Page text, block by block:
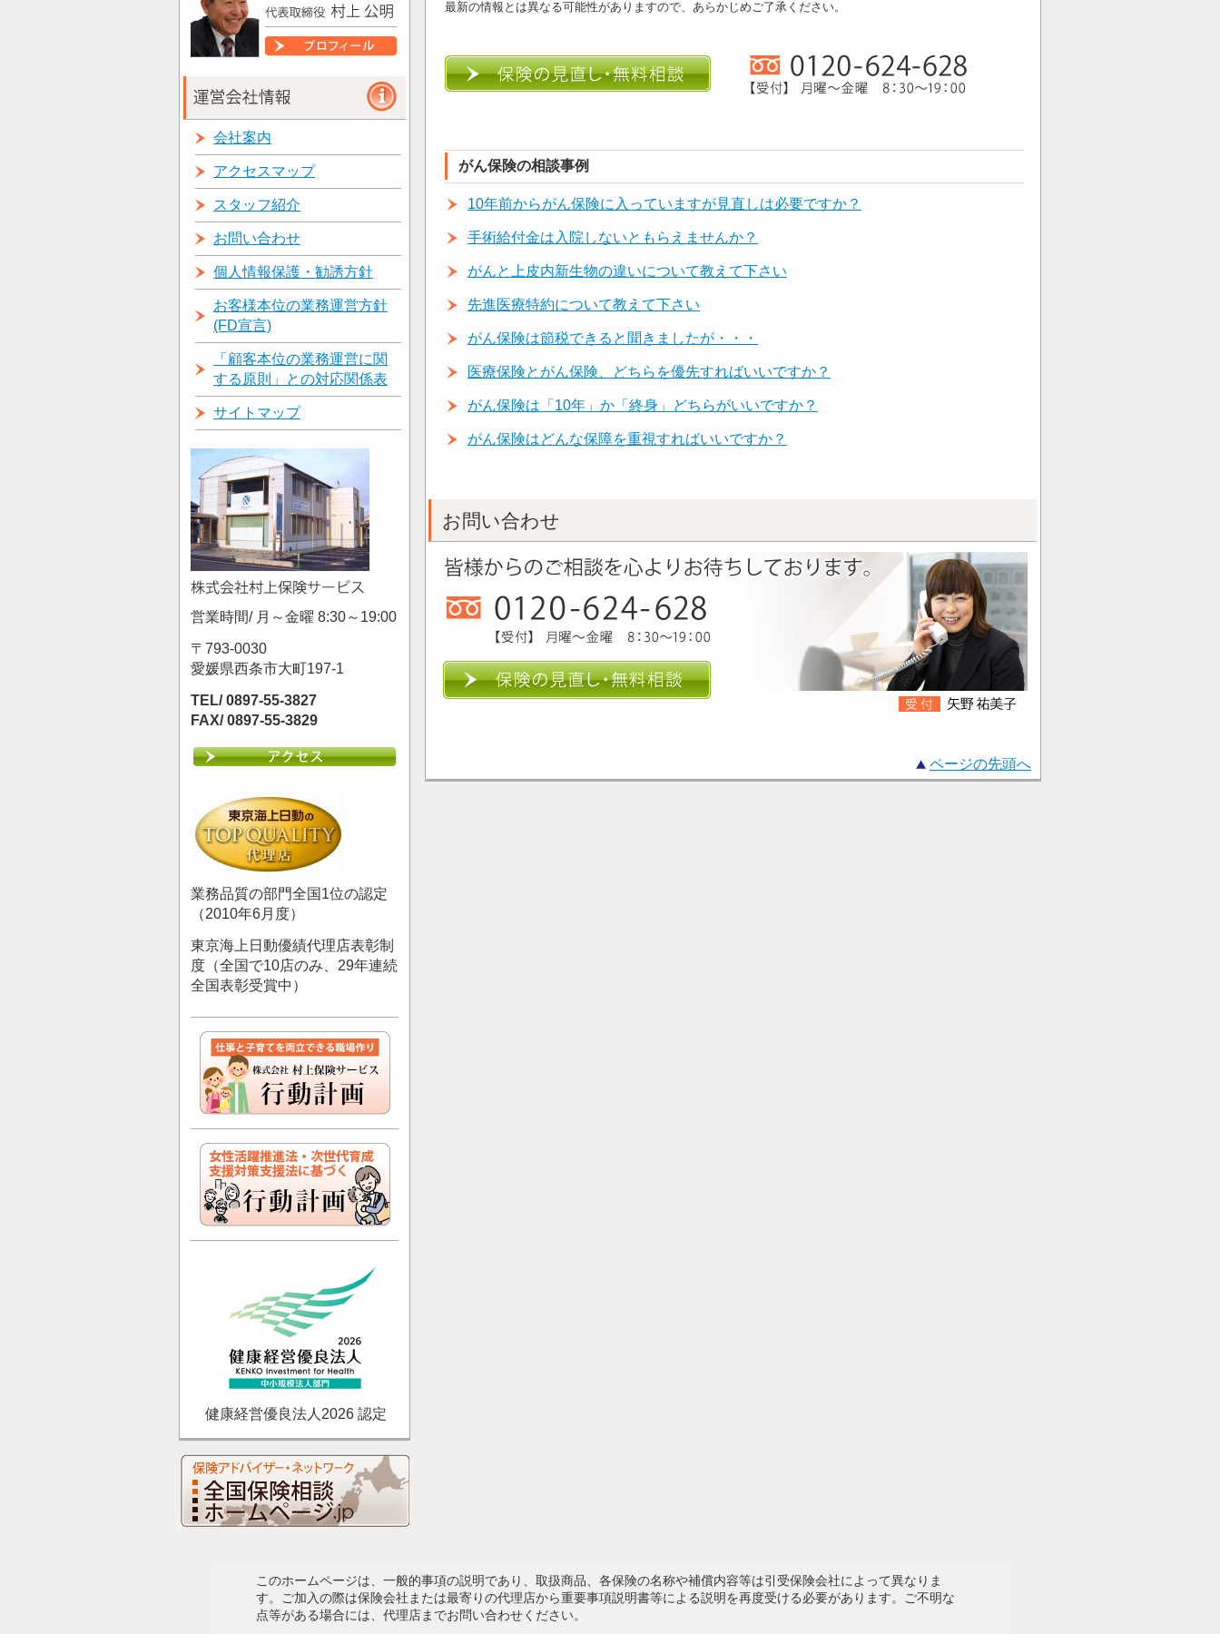
最新の情報とは異なる可能性がありますので、あらかじめご了承ください。
がん保険の相談事例
10年前からがん保険に入っていますが見直しは必要ですか？
手術給付金は入院しないともらえませんか？
がんと上皮内新生物の違いについて教えて下さい
先進医療特約について教えて下さい
がん保険は節税できると聞きましたが・・・
医療保険とがん保険、どちらを優先すればいいですか？
がん保険は「10年」か「終身」どちらがいいですか？
がん保険はどんな保障を重視すればいいですか？
お問い合わせ
ページの先頭へ
会社案内
アクセスマップ
スタッフ紹介
お問い合わせ
個人情報保護・勧誘方針
お客様本位の業務運営方針
(FD宣言)
「顧客本位の業務運営に関
する原則」との対応関係表
サイトマップ
営業時間/ 月～金曜 8:30～19:00
〒793-0030
愛媛県西条市大町197-1
TEL/ 0897-55-3827
FAX/ 0897-55-3829
業務品質の部門全国1位の認定
（2010年6月度）
東京海上日動優績代理店表彰制
度（全国で10店のみ、29年連続
全国表彰受賞中）
健康経営優良法人2026 認定
このホームページは、一般的事項の説明であり、取扱商品、各保険の名称や補償内容等は引受保険会社によって異なりま
す。ご加入の際は保険会社または最寄りの代理店から重要事項説明書等による説明を再度受ける必要があります。ご不明な
点等がある場合には、代理店までお問い合わせください。